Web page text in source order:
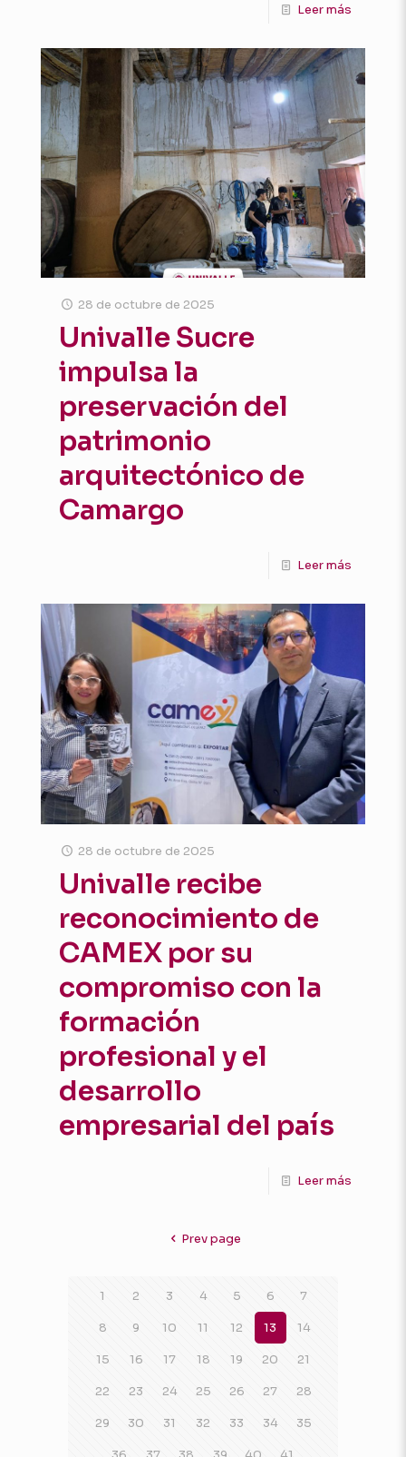
Leer más
28 de octubre de 2025
Univalle Sucre
impulsa la
preservación del
patrimonio
arquitectónico de
Camargo
Leer más
28 de octubre de 2025
Univalle recibe
reconocimiento de
CAMEX por su
compromiso con la
formación
profesional y el
desarrollo
empresarial del país
Leer más
Prev page
1 2 3 4 5 6 7
8 9 10 11 12 13 14
15 16 17 18 19 20 21
22 23 24 25 26 27 28
29 30 31 32 33 34 35